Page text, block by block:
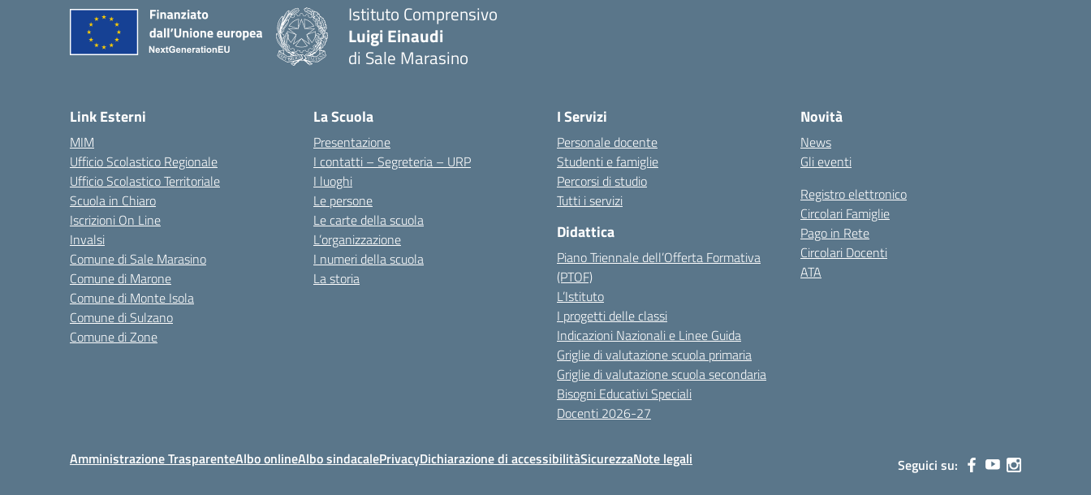
Istituto Comprensivo
Luigi Einaudi
di Sale Marasino
Link Esterni
MIM
Ufficio Scolastico Regionale
Ufficio Scolastico Territoriale
Scuola in Chiaro
Iscrizioni On Line
Invalsi
Comune di Sale Marasino
Comune di Marone
Comune di Monte Isola
Comune di Sulzano
Comune di Zone
La Scuola
Presentazione
I contatti – Segreteria – URP
I luoghi
Le persone
Le carte della scuola
L’organizzazione
I numeri della scuola
La storia
I Servizi
Personale docente
Studenti e famiglie
Percorsi di studio
Tutti i servizi
Didattica
Piano Triennale dell’Offerta Formativa
(PTOF)
L’Istituto
I progetti delle classi
Indicazioni Nazionali e Linee Guida
Griglie di valutazione scuola primaria
Griglie di valutazione scuola secondaria
Bisogni Educativi Speciali
Docenti 2026-27
Novità
News
Gli eventi
Registro elettronico
Circolari Famiglie
Pago in Rete
Circolari Docenti
ATA
Amministrazione TrasparenteAlbo onlineAlbo sindacalePrivacyDichiarazione di accessibilitàSicurezzaNote legali Seguici su: